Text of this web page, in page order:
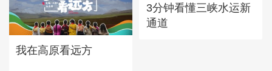
我在高原看远方
3分钟看懂三峡水运新
通道